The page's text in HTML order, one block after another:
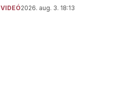
VIDEÓ2026. aug. 3. 18:13